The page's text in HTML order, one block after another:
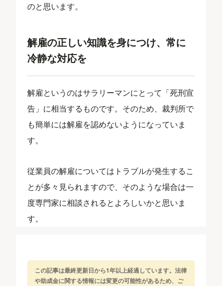
のと思います。
解雇の正しい知識を身につけ、常に
冷静な対応を
解雇というのはサラリーマンにとって「死刑宣
告」に相当するものです。そのため、裁判所で
も簡単には解雇を認めないようになっていま
す。
従業員の解雇についてはトラブルが発生するこ
とが多々見られますので、そのような場合は一
度専門家に相談されるとよろしいかと思いま
す。
この記事は最終更新日から1年以上経過しています。法律
や助成金に関する情報には変更の可能性があるため、ご